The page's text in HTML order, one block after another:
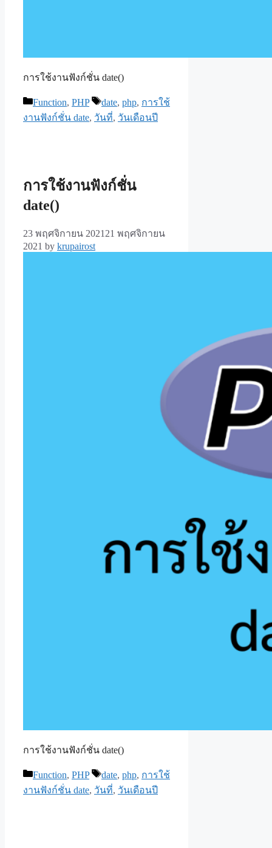
การใช้งานฟังก์ชั่น date()
Categories
Function, PHP Tags
date, php, การใช้
งานฟังก์ชั่น date, วันที่, วันเดือนปี
การใช้งานฟังก์ชั่น
date()
23 พฤศจิกายน 2021 21 พฤศจิกายน
2021 by krupairost
การใช้งานฟังก์ชั่น date()
Categories
Function, PHP Tags
date, php, การใช้
งานฟังก์ชั่น date, วันที่, วันเดือนปี